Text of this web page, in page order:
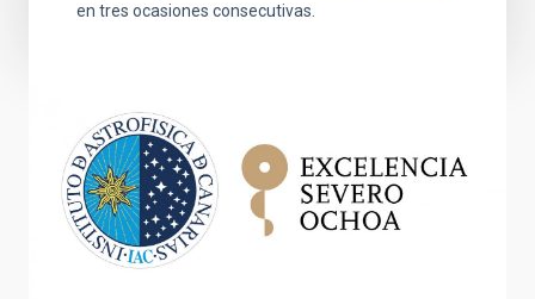
en tres ocasiones consecutivas.